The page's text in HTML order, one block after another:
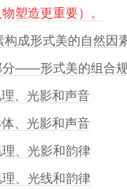
塑造更重要）。
构成形式美的自然因
分——形式美的组合规
、光影和声音
、光影和声音
、光影和韵律
、光线和韵律